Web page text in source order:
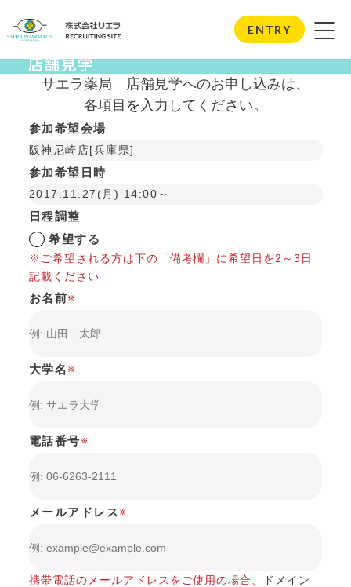
ENTRY
Store Visits
店舗見学
サエラ薬局 店舗見学へのお申し込みは、
各項目を入力してください。
参加希望会場
阪神尼崎店[兵庫県]
参加希望日時
2017.11.27(月) 14:00～
日程調整
希望する
※ご希望される方は下の「備考欄」に希望日を2～3日
記載ください
お名前 ※
大学名 ※
電話番号 ※
メールアドレス ※
携帯電話のメールアドレスをご使用の場合、
ドメイン